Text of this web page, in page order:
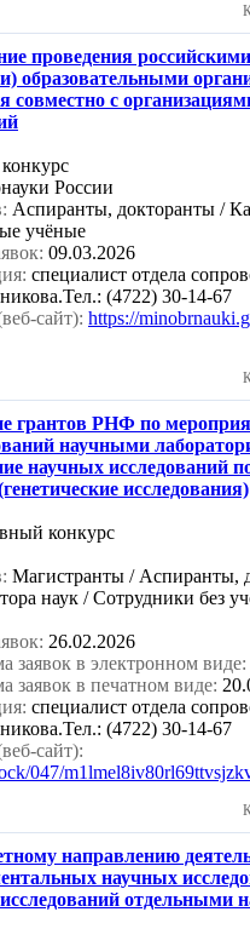
проведения
образовательными
совместно с
России
Аспиранты, докторанты /
учёные
09.03.2026
специалист отдела
(4722) 30-14-67
сайт): https://
грантов РНФ по
научными
научных исследований
исследования)
конкурс
Магистранты / Аспиранты,
наук / Сотрудники без
26.02.2026
заявок в электронном виде:
заявок в печатном виде:
специалист отдела
(4722) 30-14-67
сайт):
047/
направлению
научных
отдельными